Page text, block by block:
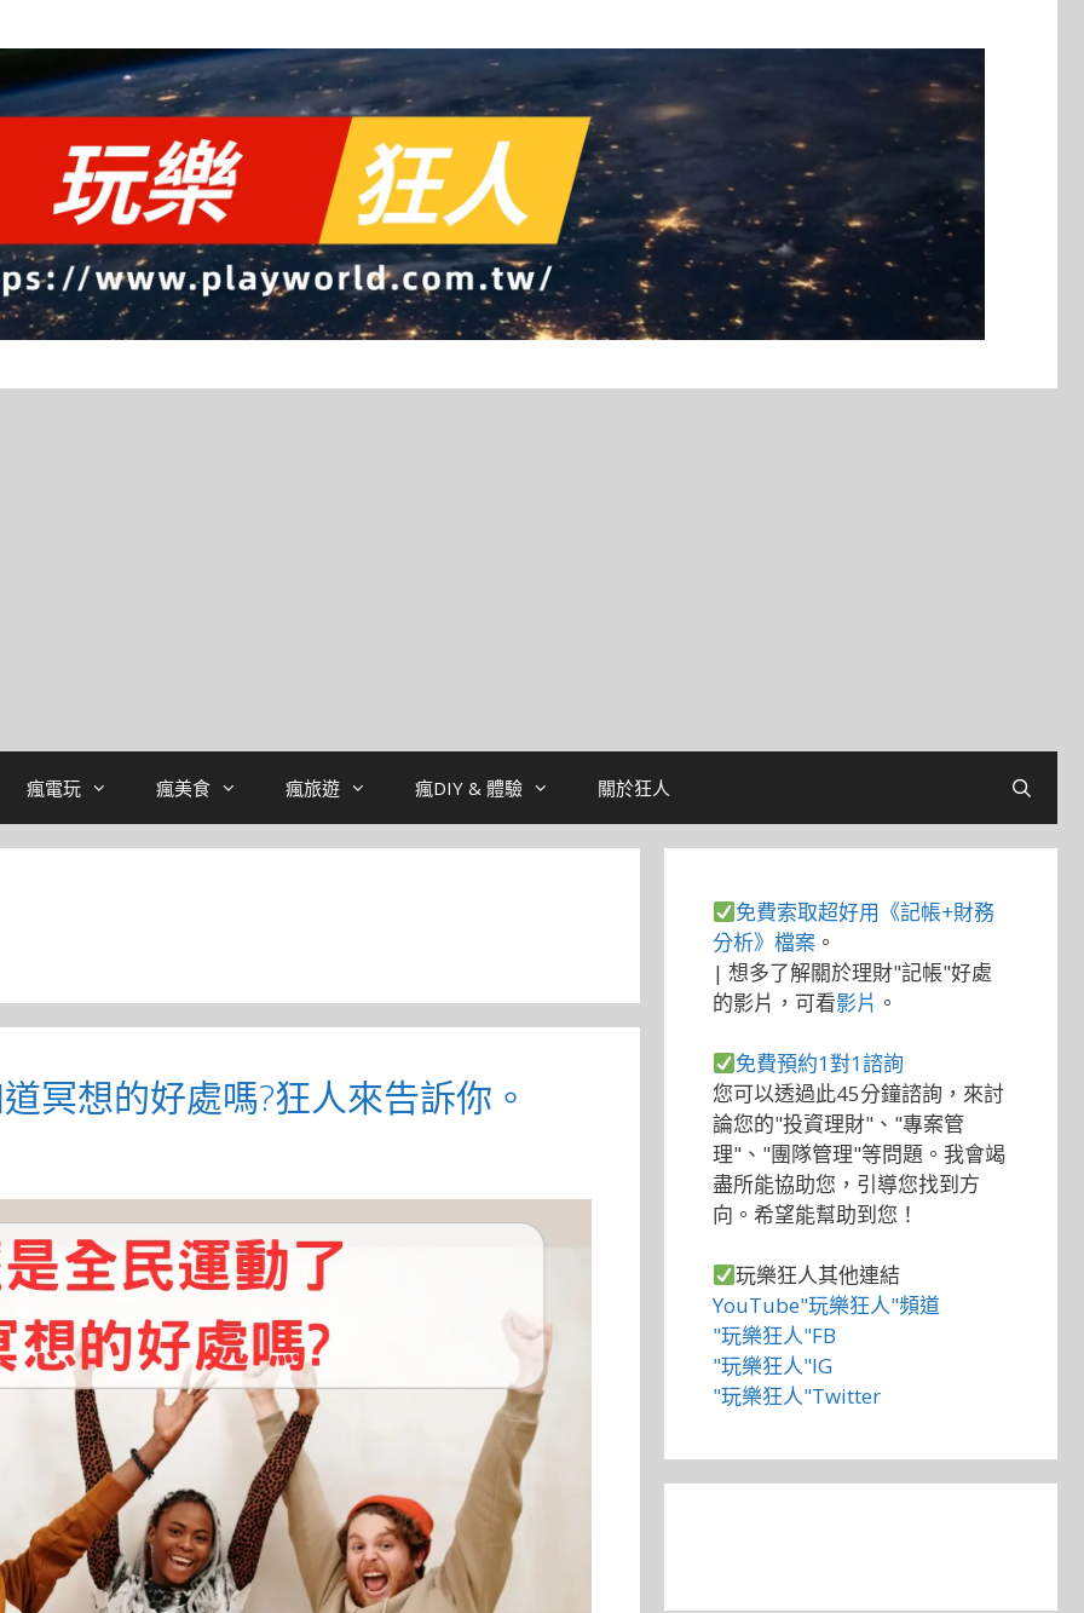
瘋電玩 瘋美食 瘋旅遊 瘋DIY & 體驗 關於狂人
冥想的好處嗎?狂人來告訴你。
免費索取超好用《記帳+財務
分析》檔案 。
| 想多了解關於理財"記帳"好處
的影片，可看影片 。
免費預約1對1諮詢
您可以透過此45分鐘諮詢，來討
論您的"投資理財"、"專案管
理"、"團隊管理"等問題。我會竭
盡所能協助您，引導您找到方
向。希望能幫助到您！
玩樂狂人其他連結
YouTube"玩樂狂人"頻道
"玩樂狂人"FB
"玩樂狂人"IG
"玩樂狂人"Twitter